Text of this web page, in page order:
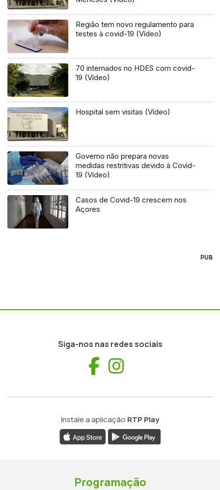
Região tem novo regulamento para
testes à covid-19 (Vídeo)
70 internados no HDES com covid-
19 (Vídeo)
Hospital sem visitas (Vídeo)
Governo não prepara novas
medidas restritivas devido à Covid-
19 (Vídeo)
Casos de Covid-19 crescem nos
Açores
PUB
Siga-nos nas redes sociais
Facebook
Instale a aplicação RTP Play
Programação